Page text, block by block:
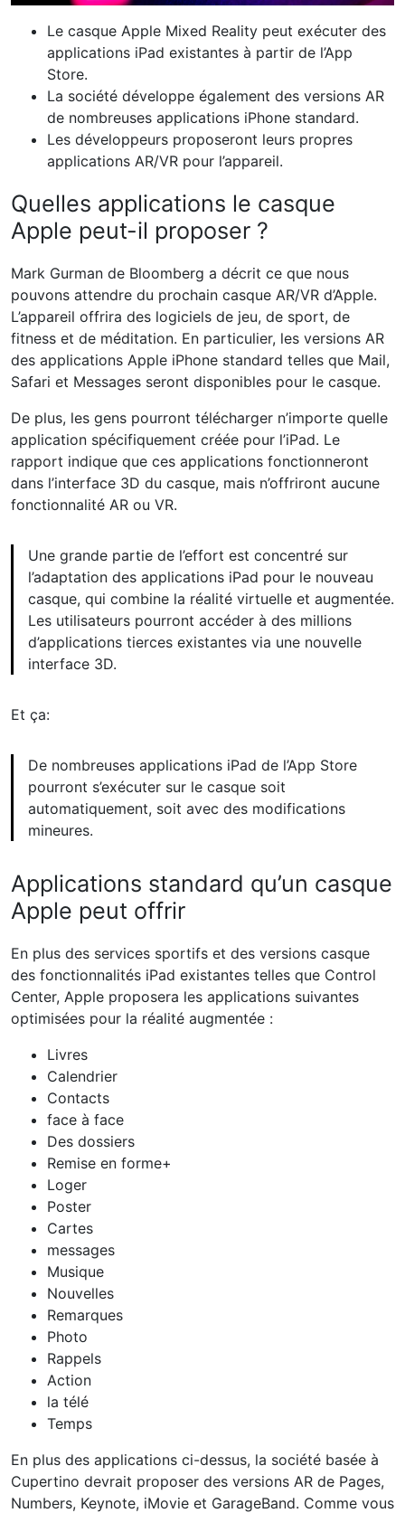
Le casque Apple Mixed Reality peut exécuter des
applications iPad existantes à partir de l’App
Store.
La société développe également des versions AR
de nombreuses applications iPhone standard.
Les développeurs proposeront leurs propres
applications AR/VR pour l’appareil.
Quelles applications le casque
Apple peut-il proposer ?
Mark Gurman de Bloomberg a décrit ce que nous
pouvons attendre du prochain casque AR/VR d’Apple.
L’appareil offrira des logiciels de jeu, de sport, de
fitness et de méditation. En particulier, les versions AR
des applications Apple iPhone standard telles que Mail,
Safari et Messages seront disponibles pour le casque.
De plus, les gens pourront télécharger n’importe quelle
application spécifiquement créée pour l’iPad. Le
rapport indique que ces applications fonctionneront
dans l’interface 3D du casque, mais n’offriront aucune
fonctionnalité AR ou VR.
Une grande partie de l’effort est concentré sur
l’adaptation des applications iPad pour le nouveau
casque, qui combine la réalité virtuelle et augmentée.
Les utilisateurs pourront accéder à des millions
d’applications tierces existantes via une nouvelle
interface 3D.
Et ça:
De nombreuses applications iPad de l’App Store
pourront s’exécuter sur le casque soit
automatiquement, soit avec des modifications
mineures.
Applications standard qu’un casque
Apple peut offrir
En plus des services sportifs et des versions casque
des fonctionnalités iPad existantes telles que Control
Center, Apple proposera les applications suivantes
optimisées pour la réalité augmentée :
Livres
Calendrier
Contacts
face à face
Des dossiers
Remise en forme+
Loger
Poster
Cartes
messages
Musique
Nouvelles
Remarques
Photo
Rappels
Action
la télé
Temps
En plus des applications ci-dessus, la société basée à
Cupertino devrait proposer des versions AR de Pages,
Numbers, Keynote, iMovie et GarageBand. Comme vous